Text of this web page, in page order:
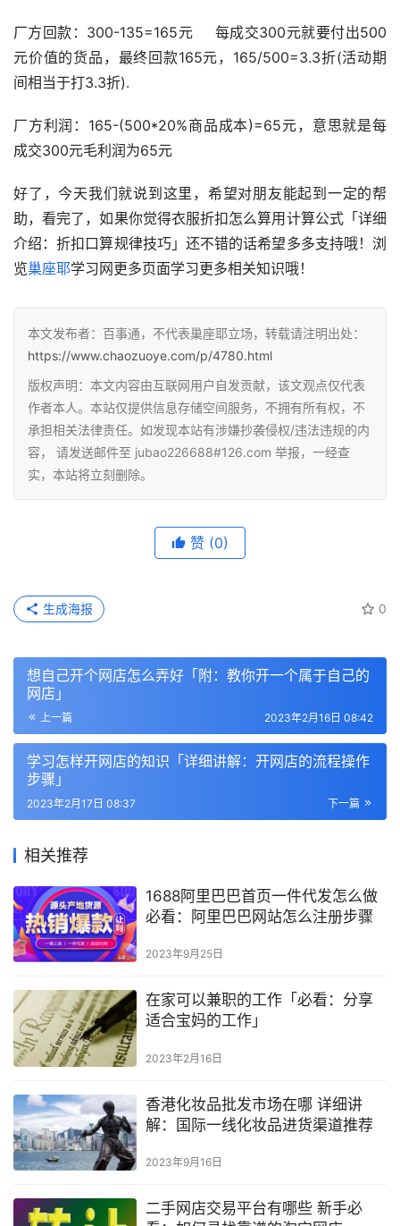
厂方回款：300-135=165元   每成交300元就要付出500
元价值的货品，最终回款165元，165/500=3.3折(活动期
间相当于打3.3折).
厂方利润：165-(500*20%商品成本)=65元，意思就是每
成交300元毛利润为65元
好了，今天我们就说到这里，希望对朋友能起到一定的帮
助，看完了，如果你觉得衣服折扣怎么算用计算公式「详细
介绍：折扣口算规律技巧」还不错的话希望多多支持哦！浏
览巢座耶学习网更多页面学习更多相关知识哦！
本文发布者：百事通，不代表巢座耶立场，转载请注明出处：
https://www.chaozuoye.com/p/4780.html
版权声明：本文内容由互联网用户自发贡献，该文观点仅代表
作者本人。本站仅提供信息存储空间服务，不拥有所有权，不
承担相关法律责任。如发现本站有涉嫌抄袭侵权/违法违规的内
容， 请发送邮件至 jubao226688#126.com 举报，一经查
实，本站将立刻删除。
赞 (0)
0
生成海报
想自己开个网店怎么弄好「附：教你开一个属于自己的
网店」
上一篇 2023年2月16日 08:42
学习怎样开网店的知识「详细讲解：开网店的流程操作
步骤」
下一篇
2023年2月17日 08:37
相关推荐
1688阿里巴巴首页一件代发怎么做
必看：阿里巴巴网站怎么注册步骤
2023年9月25日
在家可以兼职的工作「必看：分享
适合宝妈的工作」
2023年2月16日
香港化妆品批发市场在哪 详细讲
解：国际一线化妆品进货渠道推荐
2023年9月16日
二手网店交易平台有哪些 新手必